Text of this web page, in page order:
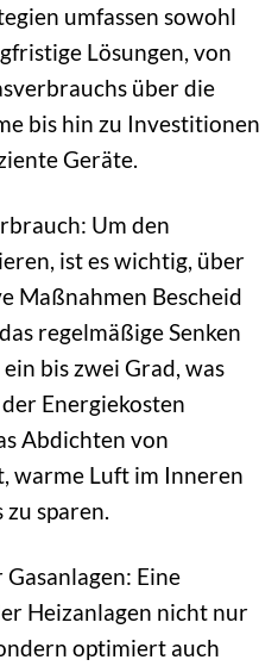
umfassen sowohl
Lösungen, von
über die
bis hin zu Investitionen
Geräte.
Um den
ist es wichtig, über
Maßnahmen Bescheid
regelmäßige Senken
bis zwei Grad, was
Energiekosten
Abdichten von
warme Luft im Inneren
sparen.
Eine
Heizanlagen nicht nur
optimiert auch